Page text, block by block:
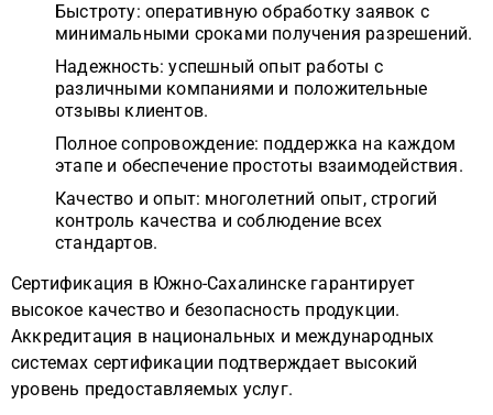
Быстроту: оперативную обработку заявок с
минимальными сроками получения разрешений.
Надежность: успешный опыт работы с
различными компаниями и положительные
отзывы клиентов.
Полное сопровождение: поддержка на каждом
этапе и обеспечение простоты взаимодействия.
Качество и опыт: многолетний опыт, строгий
контроль качества и соблюдение всех
стандартов.
Сертификация в Южно-Сахалинске гарантирует
высокое качество и безопасность продукции.
Аккредитация в национальных и международных
системах сертификации подтверждает высокий
уровень предоставляемых услуг.